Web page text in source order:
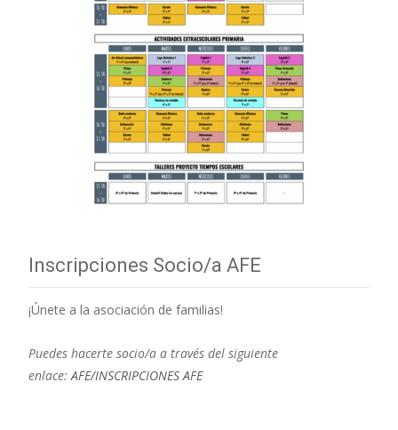
Inscripciones Socio/a AFE
¡Únete a la asociación de familias!
Puedes hacerte socio/a a través del siguiente
enlace:AFE/INSCRIPCIONES AFE